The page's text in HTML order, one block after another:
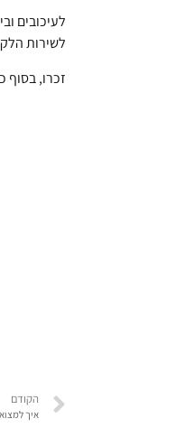
לעיכובים
לשירות
זכרו,
הקודם
איך למצוא עורך